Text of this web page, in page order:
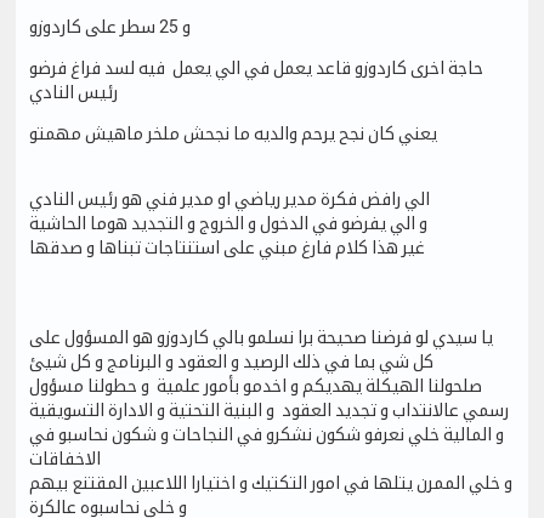
و 25 سطر على كاردوزو
حاجة اخرى كاردوزو قاعد يعمل في الي يعمل فيه لسد فراغ فرضو
رئيس النادي
الي رافض فكرة مدير رياضي او مدير فني هو رئيس النادي
و الي يفرضو في الدخول و الخروج و التجديد هوما الحاشية
غير هذا كلام فارغ مبني على استنتاجات تبناها و صدقها
يا سيدي لو فرضنا صحيحة برا نسلمو بالي كاردوزو هو المسؤول على
كل شي بما في ذلك الرصيد و العقود و البرنامج و كل شيئ
صلحولنا الهيكلة يهديكم و اخدمو بأمور علمية و حطولنا مسؤول
رسمي عالانتداب و تجديد العقود و البنية التحتية و الادارة التسويقية
و المالية خلي نعرفو شكون نشكرو في النجاحات و شكون نحاسبو في
الاخفاقات
و خلي الممرن يتلها في امور التكتيك و اختيارا اللاعبين المقتنع بيهم
و خلي نحاسبوه عالكرة